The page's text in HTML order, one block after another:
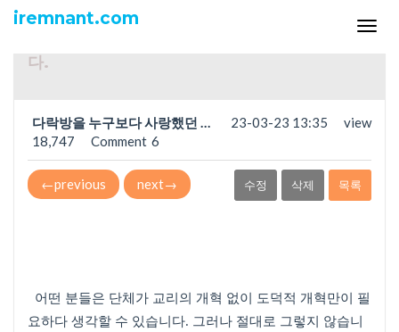
iremnant.com
다.
다락방을 누구보다 사랑했던 … 23-03-23 13:35
view
18,747
Comment 6
←previous next→ 수정 삭제 목록
어떤 분들은 단체가 교리의 개혁 없이 도덕적 개혁만이 필
요하다 생각할 수 있습니다. 그러나 절대로 그렇지 않습니